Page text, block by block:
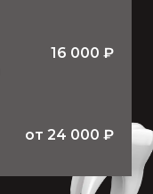
16 000 ₽
от 24 000 ₽